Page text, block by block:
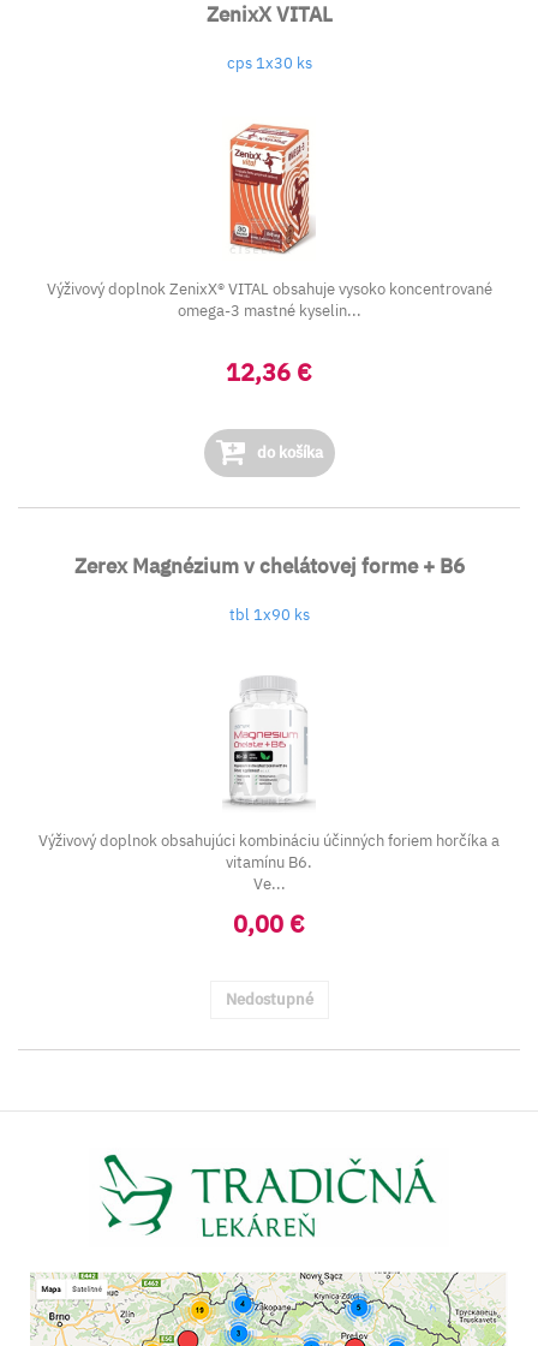
ZenixX VITAL
cps 1x30 ks
Výživový doplnok ZenixX® VITAL obsahuje vysoko koncentrované
omega-3 mastné kyselin...
12,36 €
do košíka
Zerex Magnézium v chelátovej forme + B6
tbl 1x90 ks
Výživový doplnok obsahujúci kombináciu účinných foriem horčíka a
vitamínu B6.
Ve...
0,00 €
Nedostupné